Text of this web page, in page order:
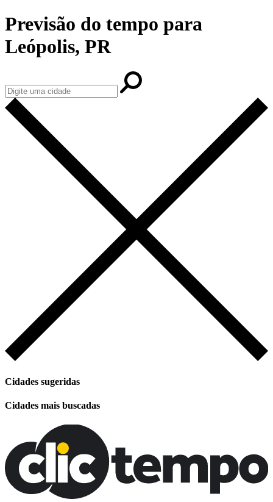
Previsão do tempo para
Leópolis, PR
Cidades sugeridas
Cidades mais buscadas